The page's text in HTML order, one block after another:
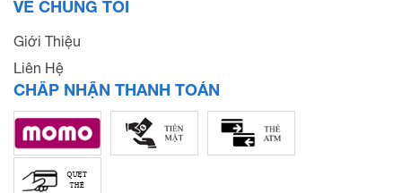
VỀ CHÚNG TÔI
Giới Thiệu
Liên Hệ
CHẤP NHẬN THANH TOÁN